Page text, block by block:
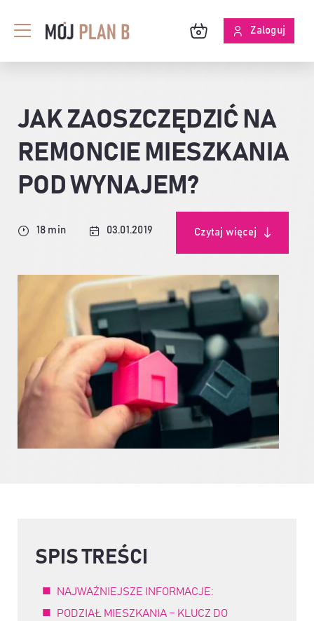
zawartości
Toggle
Navigation
O MPB
SKUTECZNOŚĆ ANALIZ
Zaloguj
JAK ZAOSZCZĘDZIĆ NA
REMONCIE MIESZKANIA
POD WYNAJEM?
18 min 03.01.2019 Czytaj więcej
SPIS TREŚCI
NAJWAŻNIEJSZE INFORMACJE:
PODZIAŁ MIESZKANIA – KLUCZ DO